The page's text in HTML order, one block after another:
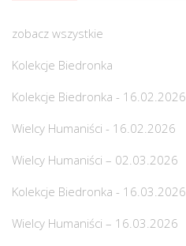
zobacz wszystkie
Kolekcje Biedronka
Kolekcje Biedronka - 16.02.2026
Wielcy Humaniści - 16.02.2026
Wielcy Humaniści – 02.03.2026
Kolekcje Biedronka - 16.03.2026
Wielcy Humaniści – 16.03.2026